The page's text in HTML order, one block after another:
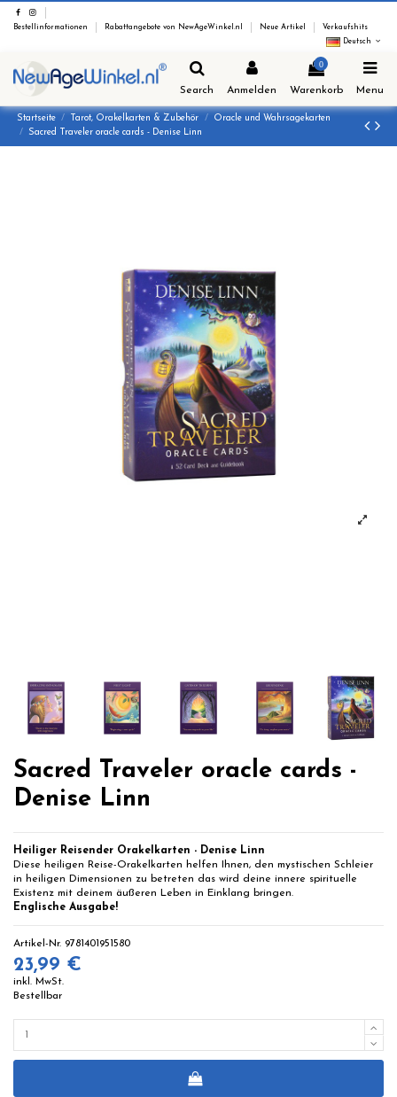
Bestellinformationen Rabattangebote von NewAgeWinkel.nl Neue Artikel
Verkaufshits
Deutsch
Search Anmelden
0
Warenkorb Menu
Startseite Tarot, Orakelkarten & Zubehör
Oracle und Wahrsagekarten
Sacred Traveler oracle cards - Denise Linn
Sacred Traveler oracle cards -
Denise Linn
Heiliger Reisender Orakelkarten - Denise Linn
Diese heiligen Reise-Orakelkarten helfen Ihnen, den mystischen Schleier
in heiligen Dimensionen zu betreten das wird deine innere spirituelle
Existenz mit deinem äußeren Leben in Einklang bringen.
Englische Ausgabe!
Artikel-Nr. 9781401951580
23,99 €
inkl. MwSt.
Bestellbar